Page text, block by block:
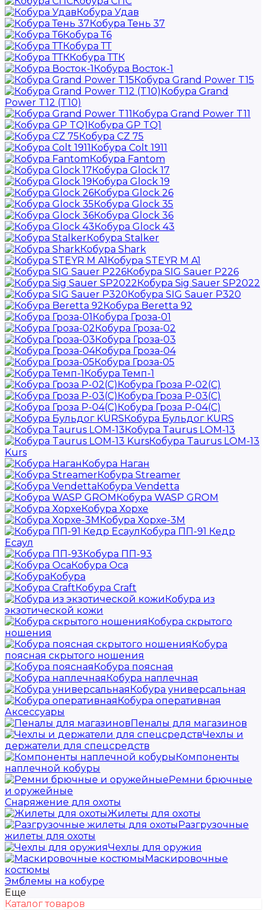
Кобура Удав
Кобура Тень 37
Кобура Т6
Кобура ТТ
Кобура ТТК
Кобура Восток-1
Кобура Grand Power T15
Кобура Grand
Power T12 (T10)
Кобура Grand Power T11
Кобура GP TQ1
Кобура CZ 75
Кобура Colt 1911
Кобура Fantom
Кобура Glock 17
Кобура Glock 19
Кобура Glock 26
Кобура Glock 35
Кобура Glock 36
Кобура Glock 43
Кобура Stalker
Кобура Shark
Кобура STEYR M A1
Кобура SIG Sauer P226
Кобура Sig Sauer SP2022
Кобура SIG Sauer P320
Кобура Beretta 92
Кобура Гроза-01
Кобура Гроза-02
Кобура Гроза-03
Кобура Гроза-04
Кобура Гроза-05
Кобура Темп-1
Кобура Гроза Р-02(С)
Кобура Гроза Р-03(С)
Кобура Гроза Р-04(С)
Кобура Бульдог KURS
Кобура Taurus LOM-13
Кобура Taurus LOM-13
Kurs
Кобура Наган
Кобура Streamer
Кобура Vendetta
Кобура WASP GROM
Кобура Хорхе
Кобура Хорхе-3М
Кобура ПП-91 Кедр
Есаул
Кобура ПП-93
Кобура Оса
Кобура
Кобура Craft
Кобура из
экзотической кожи
Кобура скрытого
ношения
Кобура
поясная скрытого ношения
Кобура поясная
Кобура наплечная
Кобура универсальная
Кобура оперативная
Аксессуары
Пеналы для магазинов
Чехлы и
держатели для спецсредств
Компоненты
наплечной кобуры
Ремни брючные
и оружейные
Снаряжение для охоты
Жилеты для охоты
Разгрузочные
жилеты для охоты
Чехлы для оружия
Маскировочные
костюмы
Эмблемы на кобуре
Еще
Каталог товаров